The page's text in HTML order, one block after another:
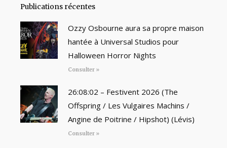
Publications récentes
Ozzy Osbourne aura sa propre maison
hantée à Universal Studios pour
Halloween Horror Nights
Consulter »
26:08:02 – Festivent 2026 (The
Offspring / Les Vulgaires Machins /
Angine de Poitrine / Hipshot) (Lévis)
Consulter »